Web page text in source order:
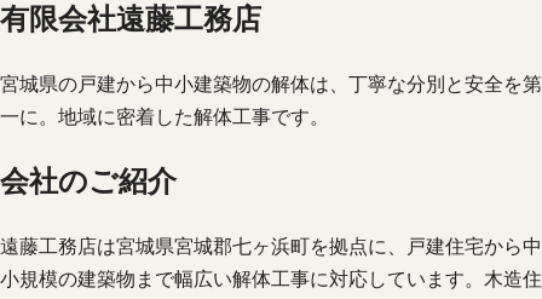
有限会社遠藤工務店
宮城県の戸建から中小建築物の解体は、丁寧な分別と安全を第
一に。地域に密着した解体工事です。
会社のご紹介
遠藤工務店は宮城県宮城郡七ヶ浜町を拠点に、戸建住宅から中
小規模の建築物まで幅広い解体工事に対応しています。木造住